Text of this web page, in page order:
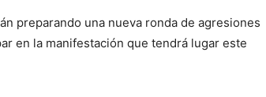
preparando una nueva ronda de agresiones
en la manifestación que tendrá lugar este